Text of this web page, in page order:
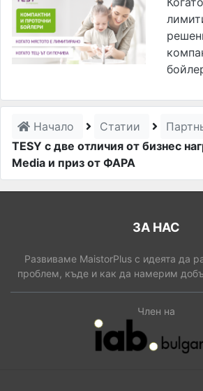
Начало Статии
TESY с две отличия от бизнес
Media и приз от ФАРА
ЗА НАС
Развиваме MaistorPlus с идеята да
проблем, къде и как да намерим
Член на